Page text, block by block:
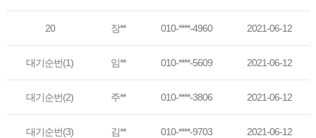
20 장** 010-****-4960 2021-06-12
대기순번(1) 임** 010-****-5609 2021-06-12
대기순번(2) 주** 010-****-3806 2021-06-12
대기순번(3) 김** 010-****-9703 2021-06-12